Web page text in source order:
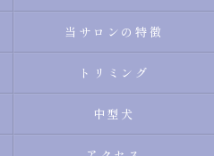
当サロンの特徴
トリミング
中型犬